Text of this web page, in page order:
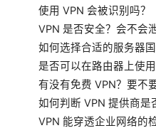
使用 VPN 会被识别吗？
VPN 是否安全？会不会
如何选择合适的服务器国
是否可以在路由器上使用
有没有免费 VPN？要不
如何判断 VPN 提供商是
VPN 能穿透企业网络的